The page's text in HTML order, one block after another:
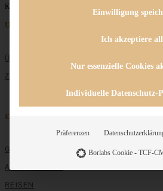
Keine Beiträge gefunden
Unternehmen
ÜBER MICH
ZUSAMMENARBEIT
Entdecken
GRUNDLAGEN
ALLE REZEPTE
REISEN
Einwilligung
Ich akzeptiere
Nur essenzielle Cookies
Individuelle Datenschutz-
Präferenzen
Borlabs Cookie - TCF-